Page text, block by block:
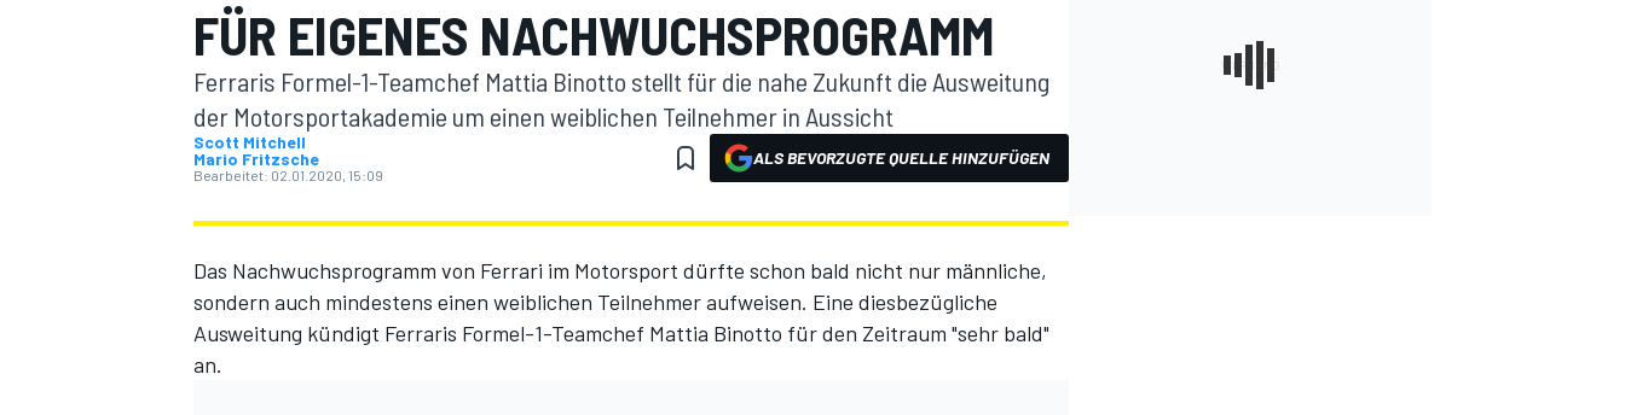
FÜR EIGENES NACHWUCHSPROGRAMM
Ferraris Formel-1-Teamchef Mattia Binotto stellt für die nahe Zukunft die Ausweitung
der Motorsportakademie um einen weiblichen Teilnehmer in Aussicht
Scott Mitchell
Mario Fritzsche
Bearbeitet: 02.01.2020, 15:09
ALS BEVORZUGTE QUELLE HINZUFÜGEN
Das Nachwuchsprogramm von Ferrari im Motorsport dürfte schon bald nicht nur männliche,
sondern auch mindestens einen weiblichen Teilnehmer aufweisen. Eine diesbezügliche
Ausweitung kündigt Ferraris Formel-1-Teamchef Mattia Binotto für den Zeitraum "sehr bald"
an.